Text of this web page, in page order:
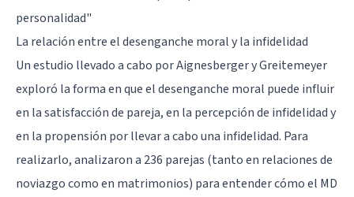
personalidad"
La relación entre el desenganche moral y la infidelidad
Un estudio llevado a cabo por Aignesberger y Greitemeyer
exploró la forma en que el desenganche moral puede influir
en la satisfacción de pareja, en la percepción de infidelidad y
en la propensión por llevar a cabo una infidelidad. Para
realizarlo, analizaron a 236 parejas (tanto en relaciones de
noviazgo como en matrimonios) para entender cómo el MD